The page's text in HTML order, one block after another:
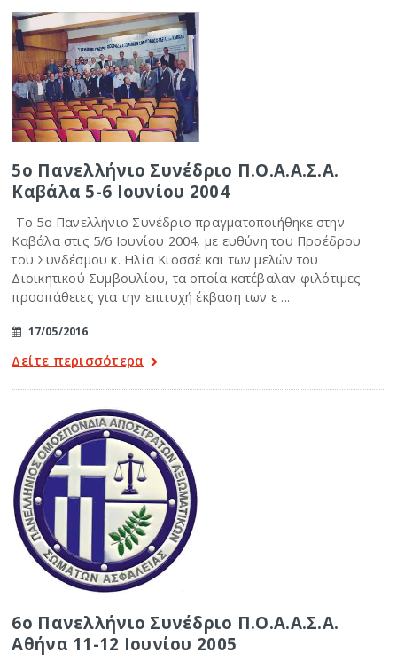
5ο Πανελλήνιο Συνέδριο Π.Ο.Α.Α.Σ.Α.
Καβάλα 5-6 Ιουνίου 2004
Το 5ο Πανελλήνιο Συνέδριο πραγματοποιήθηκε στην
Καβάλα στις 5/6 Ιουνίου 2004, με ευθύνη του Προέδρου
του Συνδέσμου κ. Ηλία Κιοσσέ και των μελών του
Διοικητικού Συμβουλίου, τα οποία κατέβαλαν φιλότιμες
προσπάθειες για την επιτυχή έκβαση των ε ...
17/05/2016
Δείτε περισσότερα
6ο Πανελλήνιο Συνέδριο Π.Ο.Α.Α.Σ.Α.
Αθήνα 11-12 Ιουνίου 2005